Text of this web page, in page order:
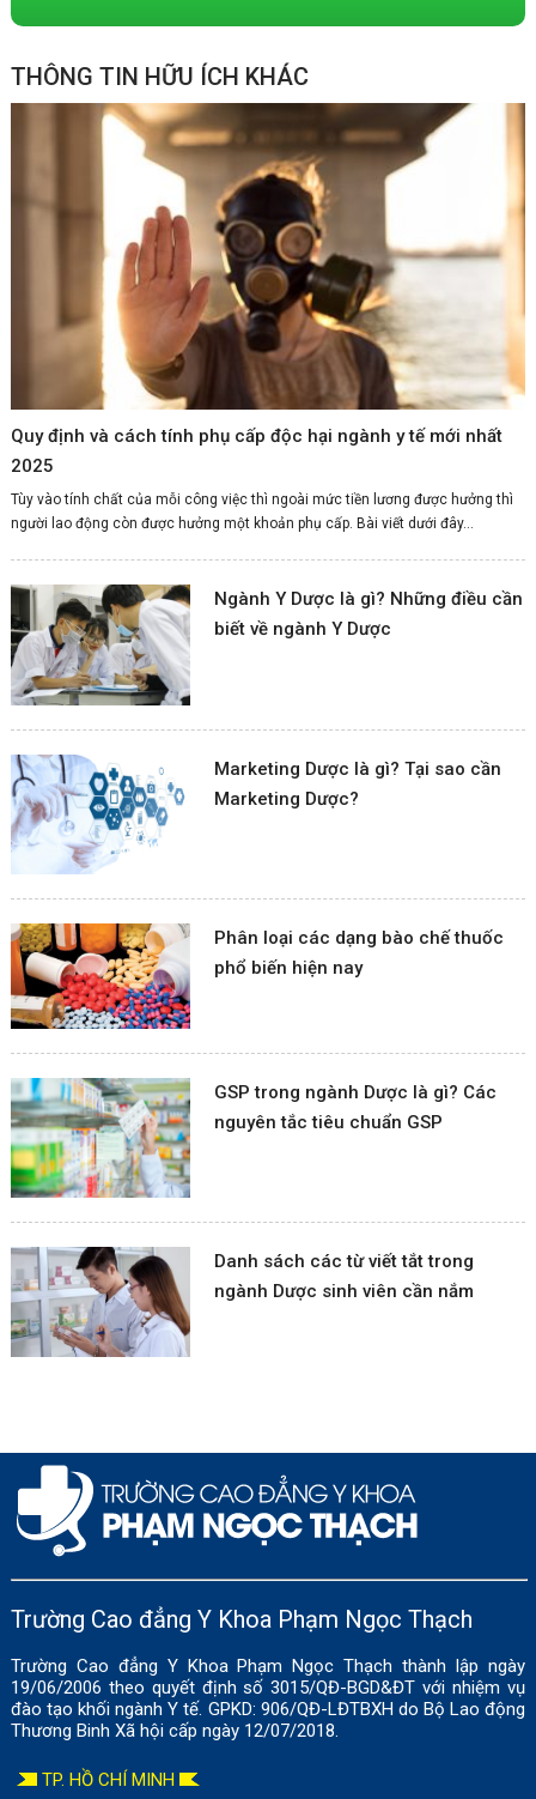
THÔNG TIN HỮU ÍCH KHÁC
Quy định và cách tính phụ cấp độc hại ngành y tế mới nhất
2025
Tùy vào tính chất của mỗi công việc thì ngoài mức tiền lương được hưởng thì
người lao động còn được hưởng một khoản phụ cấp. Bài viết dưới đây...
Ngành Y Dược là gì? Những điều cần
biết về ngành Y Dược
Marketing Dược là gì? Tại sao cần
Marketing Dược?
Phân loại các dạng bào chế thuốc
phổ biến hiện nay
GSP trong ngành Dược là gì? Các
nguyên tắc tiêu chuẩn GSP
Danh sách các từ viết tắt trong
ngành Dược sinh viên cần nắm
Trường Cao đẳng Y Khoa Phạm Ngọc Thạch
Trường Cao đẳng Y Khoa Phạm Ngọc Thạch thành lập ngày
19/06/2006 theo quyết định số 3015/QĐ-BGD&ĐT với nhiệm vụ
đào tạo khối ngành Y tế. GPKD: 906/QĐ-LĐTBXH do Bộ Lao động
Thương Binh Xã hội cấp ngày 12/07/2018.
TP. HỒ CHÍ MINH